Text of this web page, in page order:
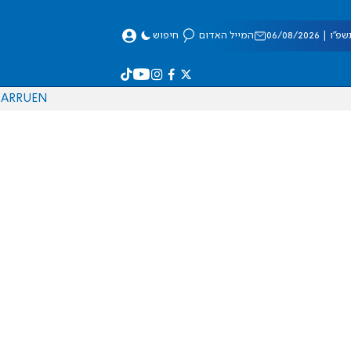
08/2026 המייל האדום חיפוש
EN
RU
AR